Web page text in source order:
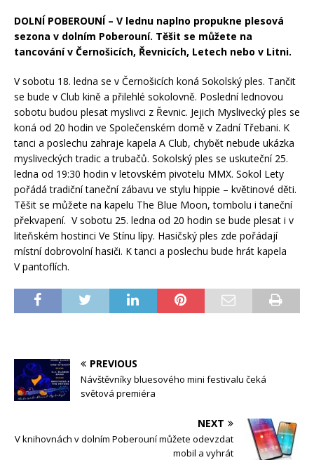
DOLNÍ POBEROUNÍ – V lednu naplno propukne plesová
sezona v dolním Poberouní. Těšit se můžete na
tancování v Černošicích, Řevnicích, Letech nebo v Litni.
V sobotu 18. ledna se v Černošicích koná Sokolský ples. Tančit
se bude v Club kině a přilehlé sokolovně. Poslední lednovou
sobotu budou plesat myslivci z Řevnic. Jejich Myslivecký ples se
koná od 20 hodin ve Společenském domě v Zadní Třebani. K
tanci a poslechu zahraje kapela A Club, chybět nebude ukázka
mysliveckých tradic a trubačů. Sokolský ples se uskuteční 25.
ledna od 19:30 hodin v letovském pivotelu MMX. Sokol Lety
pořádá tradiční taneční zábavu ve stylu hippie – květinové děti.
Těšit se můžete na kapelu The Blue Moon, tombolu i taneční
překvapení. V sobotu 25. ledna od 20 hodin se bude plesat i v
liteňském hostinci Ve Stínu lípy. Hasičský ples zde pořádají
místní dobrovolní hasiči. K tanci a poslechu bude hrát kapela
V pantoflích.
PREVIOUS
Návštěvníky bluesového mini festivalu čeká
světová premiéra
NEXT
V knihovnách v dolním Poberouní můžete odevzdat
mobil a vyhrát